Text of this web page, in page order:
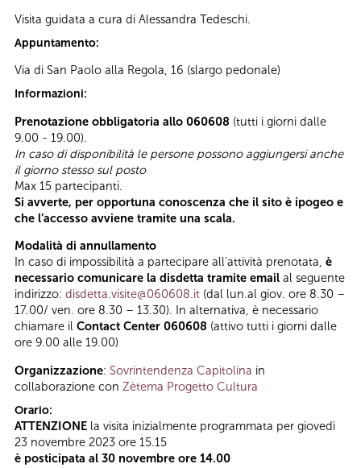
Visita guidata a cura di Alessandra Tedeschi.
Appuntamento:
Via di San Paolo alla Regola, 16 (slargo pedonale)
Informazioni:
Prenotazione obbligatoria allo 060608 (tutti i giorni dalle
9.00 - 19.00).
In caso di disponibilità le persone possono aggiungersi anche
il giorno stesso sul posto
Max 15 partecipanti.
Si avverte, per opportuna conoscenza che il sito è ipogeo e
che l’accesso avviene tramite una scala.
Modalità di annullamento
In caso di impossibilità a partecipare all’attività prenotata, è
necessario comunicare la disdetta tramite email al seguente
indirizzo: disdetta.visite@060608.it (dal lun.al giov. ore 8.30 –
17.00/ ven. ore 8.30 – 13.30). In alternativa, è necessario
chiamare il Contact Center 060608 (attivo tutti i giorni dalle
ore 9.00 alle 19.00)
Organizzazione: Sovrintendenza Capitolina in
collaborazione con Zètema Progetto Cultura
Orario:
ATTENZIONE la visita inizialmente programmata per giovedì
23 novembre 2023 ore 15.15
è posticipata al 30 novembre ore 14.00